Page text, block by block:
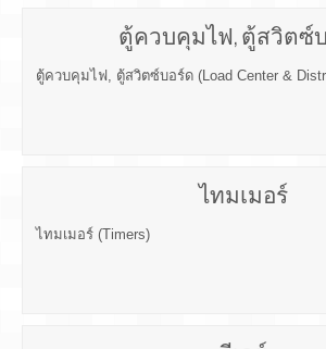
ตู้ควบคุมไฟ, ตู้สวิตซ์
ตู้ควบคุมไฟ, ตู้สวิตซ์บอร์ด (Load Center &
ไทมเมอร์
ไทมเมอร์ (Timers)